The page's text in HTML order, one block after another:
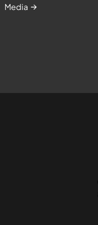
Media